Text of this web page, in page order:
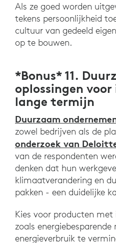
Als ze goed worden
tekens persoonlijkheid
cultuur van gedeeld
op te bouwen.
*Bonus* 11.
oplossingen
lange termijn
Duurzaam
zowel bedrijven als de
onderzoek van
van de respondenten
denken dat hun
klimaatverandering en
pakken - een duidelijke
Kies voor producten
zoals
energieverbruik te